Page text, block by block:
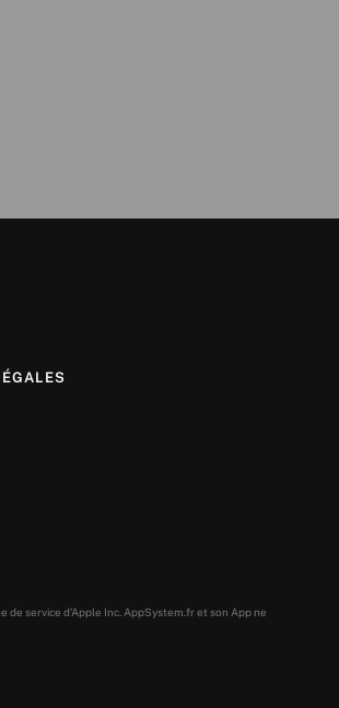
de service d’Apple Inc. AppSystem.fr et son App ne